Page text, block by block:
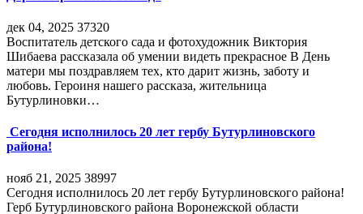
дек 04, 2025 37320
Воспитатель детского сада и фотохудожник Виктория
Шибаева рассказала об умении видеть прекрасное В День
матери мы поздравляем тех, кто дарит жизнь, заботу и
любовь. Героиня нашего рассказа, жительница
Бутурлиновки…
Сегодня исполнилось 20 лет гербу Бутурлиновского
района!
нояб 21, 2025 38997
Сегодня исполнилось 20 лет гербу Бутурлиновского района!
Герб Бутурлиновского района Воронежской области